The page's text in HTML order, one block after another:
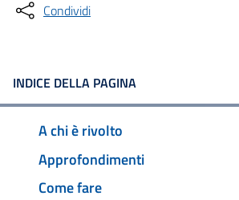
Condividi
INDICE DELLA PAGINA
A chi è rivolto
Approfondimenti
Come fare